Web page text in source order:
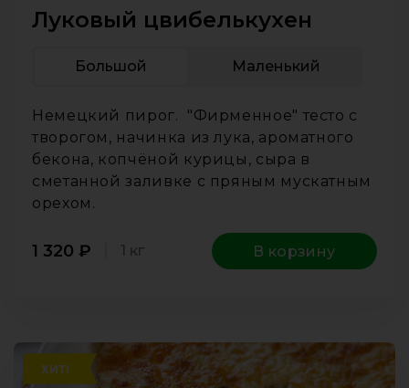
Луковый цвибелькухен
Большой Маленький
Немецкий пирог. "Фирменное" тесто с
творогом, начинка из лука, ароматного
бекона, копчёной курицы, сыра в
сметанной заливке с пряным мускатным
орехом.
1 320 ₽ 1 кг В корзину
ХИТ!